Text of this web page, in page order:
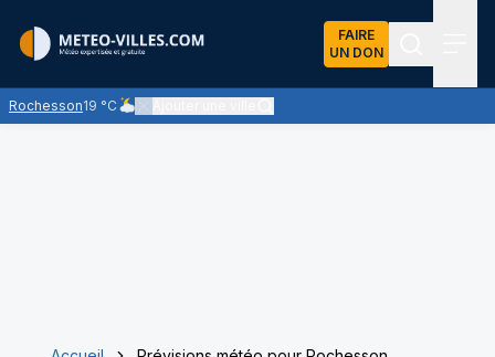
FAIRE
UN DON
Rochesson19 °C
Ciel nuageux - les éclaircies et les nuages se partagent